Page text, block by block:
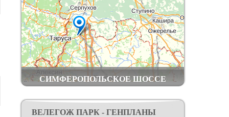
СИМФЕРОПОЛЬСКОЕ ШОССЕ
ВЕЛЕГОЖ ПАРК - ГЕНПЛАНЫ